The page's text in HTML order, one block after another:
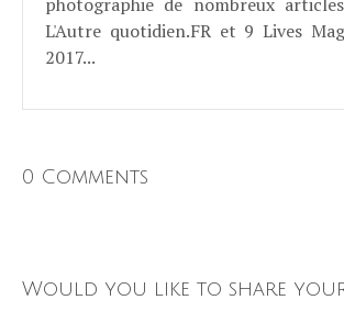
L'Autre quotidien.FR et 9 Lives
2017...
0 Comments
Would you like to share